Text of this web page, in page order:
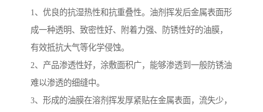
1、优良的抗湿热性和抗重叠性。油剂挥发后金属表面形
成一种透明、致密性好、附着力强、防锈性好的油膜，
有效抵抗大气等化学侵蚀。
2、产品渗透性好，涂敷面积广，能够渗透到一般防锈油
难以渗透的细缝中。
3、形成的油膜在溶剂挥发厚紧贴在金属表面，流失少，